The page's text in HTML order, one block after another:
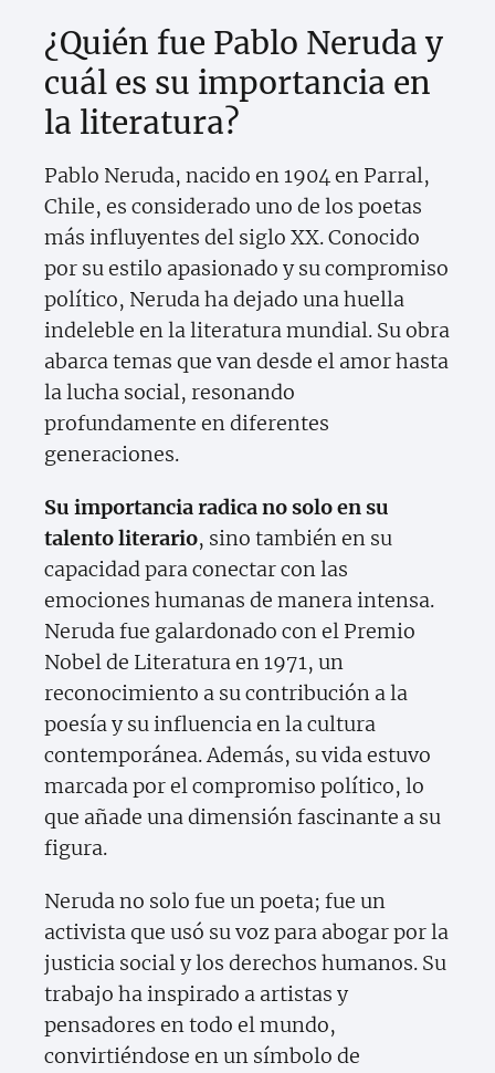
¿Quién fue Pablo Neruda y
cuál es su importancia en
la literatura?
Pablo Neruda, nacido en 1904 en Parral,
Chile, es considerado uno de los poetas
más influyentes del siglo XX. Conocido
por su estilo apasionado y su compromiso
político, Neruda ha dejado una huella
indeleble en la literatura mundial. Su obra
abarca temas que van desde el amor hasta
la lucha social, resonando
profundamente en diferentes
generaciones.
Su importancia radica no solo en su
talento literario, sino también en su
capacidad para conectar con las
emociones humanas de manera intensa.
Neruda fue galardonado con el Premio
Nobel de Literatura en 1971, un
reconocimiento a su contribución a la
poesía y su influencia en la cultura
contemporánea. Además, su vida estuvo
marcada por el compromiso político, lo
que añade una dimensión fascinante a su
figura.
Neruda no solo fue un poeta; fue un
activista que usó su voz para abogar por la
justicia social y los derechos humanos. Su
trabajo ha inspirado a artistas y
pensadores en todo el mundo,
convirtiéndose en un símbolo de